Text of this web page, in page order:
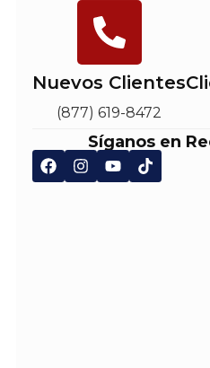
Nuevos Clientes
(877) 619-8472
Síganos en